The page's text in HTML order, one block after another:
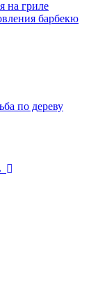
на гриле
барбекю
по дереву